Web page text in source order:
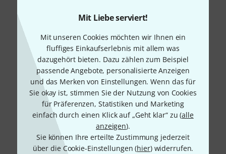
Mit Liebe serviert!
Mit unseren Cookies möchten wir Ihnen ein
fluffiges Einkaufserlebnis mit allem was
dazugehört bieten. Dazu zählen zum Beispiel
passende Angebote, personalisierte Anzeigen
und das Merken von Einstellungen. Wenn das für
Sie okay ist, stimmen Sie der Nutzung von Cookies
für Präferenzen, Statistiken und Marketing
einfach durch einen Klick auf „Geht klar“ zu (alle
anzeigen).
Sie können Ihre erteilte Zustimmung jederzeit
über die Cookie-Einstellungen (hier) widerrufen.